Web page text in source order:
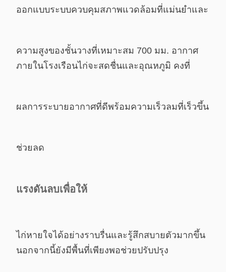
ออกแบบระบบควบคุมสภาพแวดล้อมที่แม่นยำและ
ความสูงของชั้นวางที่เหมาะสม 700 มม. อากาศ
ภายในโรงเรือนไก่จะสดชื่นและอุณหภูมิ คงที่
ผลการระบายอากาศที่ดีพร้อมความเร็วลมที่เร็วขึ้น
ช่วยลด
แรงดันลบเพื่อให้
ไก่หายใจได้อย่างราบรื่นและรู้สึกสบายตัวมากขึ้น
นอกจากนี้ยังมีพื้นที่เพียงพอช่วยปรับปรุง